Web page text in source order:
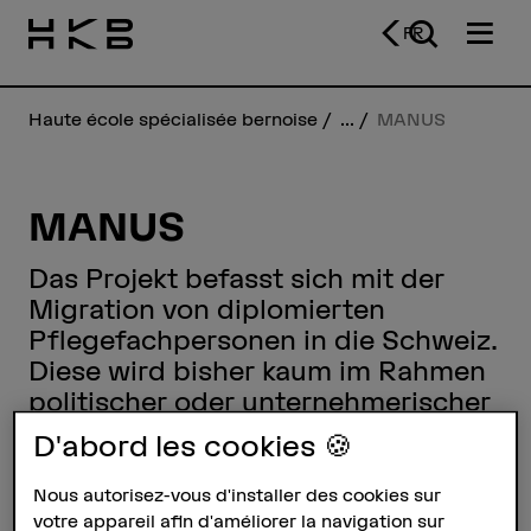
FR
Haute école spécialisée bernoise ... MANUS
MANUS
Das Projekt befasst sich mit der
Migration von diplomierten
Pflegefachpersonen in die Schweiz.
Diese wird bisher kaum im Rahmen
politischer oder unternehmerischer
Strategien gesteuert und von der
Forschung vernachlässigt.
D'abord les cookies 🍪
Nous autorisez-vous d'installer des cookies sur
votre appareil afin d'améliorer la navigation sur